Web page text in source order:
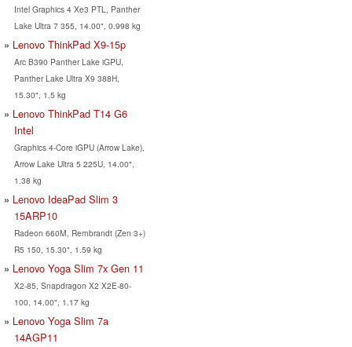
Intel Graphics 4 Xe3 PTL, Panther
Lake Ultra 7 355, 14.00", 0.998 kg
Lenovo ThinkPad X9-15p
Arc B390 Panther Lake iGPU,
Panther Lake Ultra X9 388H,
15.30", 1.5 kg
Lenovo ThinkPad T14 G6
Intel
Graphics 4-Core iGPU (Arrow Lake),
Arrow Lake Ultra 5 225U, 14.00",
1.38 kg
Lenovo IdeaPad Slim 3
15ARP10
Radeon 660M, Rembrandt (Zen 3+)
R5 150, 15.30", 1.59 kg
Lenovo Yoga Slim 7x Gen 11
X2-85, Snapdragon X2 X2E-80-
100, 14.00", 1.17 kg
Lenovo Yoga Slim 7a
14AGP11